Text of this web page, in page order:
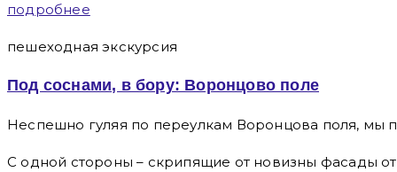
подробнее
пешеходная экскурсия
Под соснами, в бору: Воронцово поле
Неспешно гуляя по переулкам Воронцова поля, мы
С одной стороны – скрипящие от новизны фасады